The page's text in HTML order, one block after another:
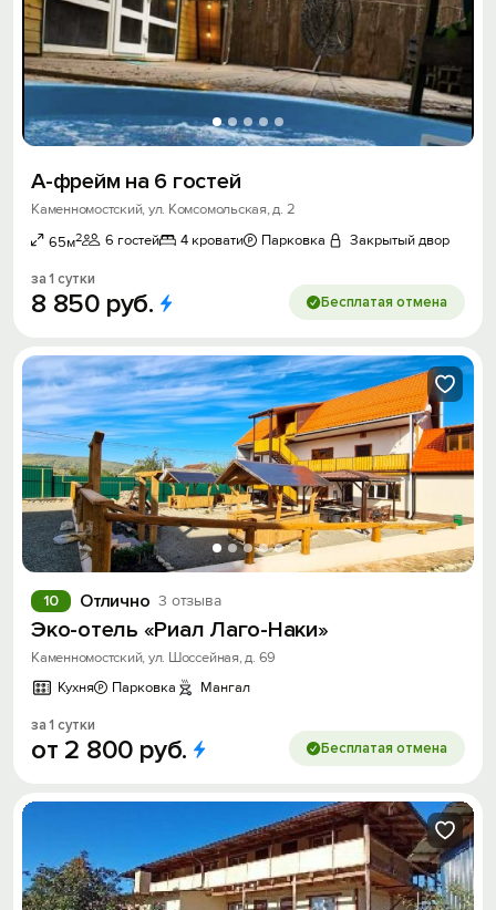
А-фрейм на 6 гостей
Каменномостский, ул. Комсомольская, д. 2
65м2 6 гостей 4 кровати Парковка Закрытый двор
за 1 сутки
8 850 руб. Бесплатая отмена
Отлично 3 отзыва
10
Эко-отель «Риал Лаго-Наки»
Каменномостский, ул. Шоссейная, д. 69
Кухня
Парковка Мангал
за 1 сутки
от 2 800 руб. Бесплатая отмена